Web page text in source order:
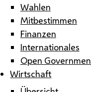
Wahlen
Mitbestimmen
Finanzen
Internationales
Open
Wirtschaft